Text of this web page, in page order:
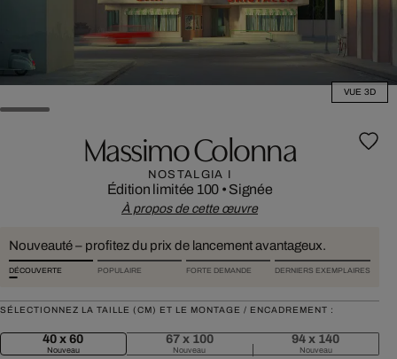
VUE 3D
Massimo Colonna
NOSTALGIA I
Édition limitée 100 • Signée
À propos de cette œuvre
Nouveauté – profitez du prix de lancement avantageux.
DÉCOUVERTE POPULAIRE FORTE DEMANDE DERNIERS EXEMPLAIRES
SÉLECTIONNEZ LA TAILLE (CM) ET LE MONTAGE / ENCADREMENT :
40 x 60
Nouveau
67 x 100
Nouveau
94 x 140
Nouveau